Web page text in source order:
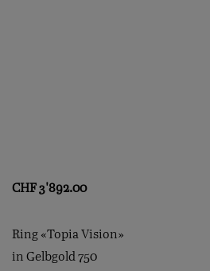
CHF3'892.00
Ring «Topia Vision»
in Gelbgold 750